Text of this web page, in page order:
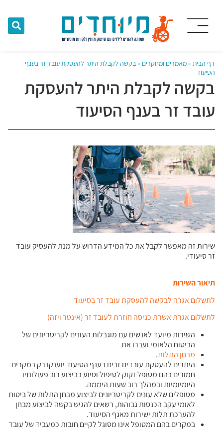
דף הבית »מאמרים ומחקרים »בקשה לקבלת היתר להעסקת עובד זר בענף
הסיעוד
בקשה לקבלת היתר להעסקת
עובד זר בענף הסיעוד
שירות זה מאפשר לקבל את כל המידע הדרוש על מנת להעסיק עובד
זר סיעודי.
תיאור השירות
לתשלום אגרה לבקשה להעסקת עובד זר בסיעוד
לתשלום אגרת אשרת כניסה חוזרת לעובד זר (אינטר ויזה)
השירות מיועד לאנשים עם מוגבלות העונים לקריטריונים של
הביטוח הלאומי ועברו את
מבחן התלות.
היתרים להעסקת עובדים זרים בענף הסיעוד יוענקו רק במקרים
חמורים בהם מטופל זקוק לטיפול וסיוע בביצוע רוב פעולותיו
היומיומיות ובמהלך רוב שעות היממה.
מטופלים שלא עונים לקריטריונים לביצוע מבחן התלות של ביטוח
לאומי עקב הכנסות גבוהות, רשאים להגיש בקשה לביצוע מבחן
להערכת תלות ישירות מאגף הסיעוד.
במקרים בהם המטופל אינו מסוגל לקיים חובות כמעביד של עובד